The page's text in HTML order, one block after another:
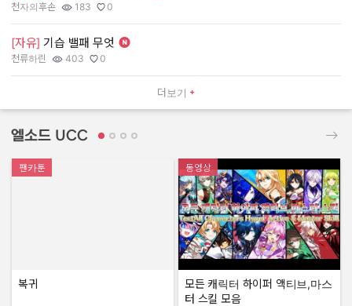
더보기
작성자:
천자의후손
조회수:
183
추천수:
0
[자유] 기습 밸패 무엇
작성자:
천류하린
조회수:
403
추천수:
0
엘소드 UCC
팬카툰
복귀
동영상
모든 캐릭터 하이퍼 액티브,마스
터 스킬 모음